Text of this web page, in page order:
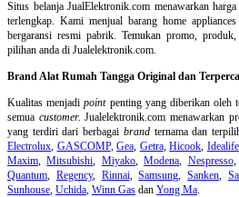
Situs belanjaJualElektronik.com menawarkan
terlengkap. Kami menjual barang home
bergaransi resmi pabrik. Temukan promo,
pilihan anda di Jualelektronik.com.
Brand Alat Rumah Tangga Original dan
Kualitas menjadipointpenting yang diberikan oleh
semua customer. Jualelektronik.com menawarkan
yang terdiri dari berbagai brandternama dan
Electrolux, GASCOMP,Gea, Getra,Hicook, Idealife
Maxim,Mitsubishi, Miyako,Modena, Nespresso,
Quantum, Regency, Rinnai,Samsung,Sanken,
Sunhouse, Uchida, Winn Gas dan Yong Ma.